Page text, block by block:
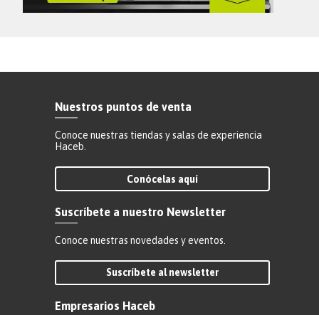
Nuestros puntos de venta
Conoce nuestras tiendas y salas de experiencia
Haceb.
Conócelas aquí
Suscríbete a nuestro Newsletter
Conoce nuestras novedades y eventos.
Suscríbete al newsletter
Empresarios Haceb